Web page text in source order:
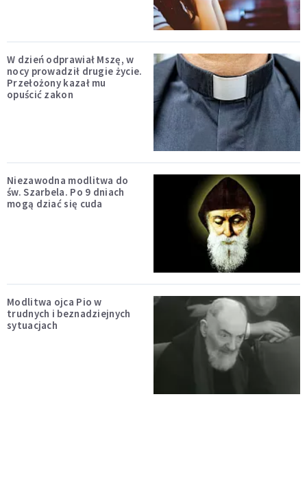
W dzień odprawiał Mszę, w
nocy prowadził drugie życie.
Przełożony kazał mu
opuścić zakon
Niezawodna modlitwa do
św. Szarbela. Po 9 dniach
mogą dziać się cuda
Modlitwa ojca Pio w
trudnych i beznadziejnych
sytuacjach